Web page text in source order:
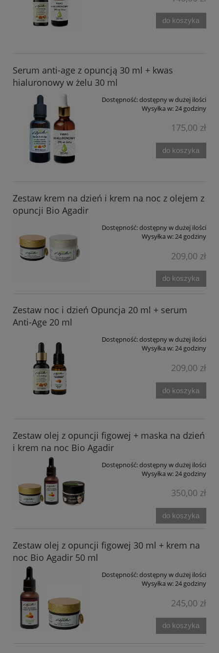
do koszyka
Serum anti-age z opuncją 30 ml + kwas
hialuronowy w żelu 30 ml
Dostępność:dostępny w dużej ilości
Wysyłka w:24 godziny
175,00 zł
do koszyka
Zestaw krem na dzień i krem na noc z olejem z
opuncji Bio Agadir
Dostępność:dostępny w dużej ilości
Wysyłka w:24 godziny
209,00 zł
do koszyka
Zestaw noc i dzień Opuncja 20 ml + serum
Anti-Age 20 ml
Dostępność:dostępny w dużej ilości
Wysyłka w:24 godziny
209,00 zł
do koszyka
Zestaw olej z opuncji figowej + maska na dzień
i krem na noc Bio Agadir
Dostępność:dostępny w dużej ilości
Wysyłka w:24 godziny
350,00 zł
do koszyka
Zestaw olej z opuncji figowej 30 ml + krem na
noc Bio Agadir 50 ml
Dostępność:dostępny w dużej ilości
Wysyłka w:24 godziny
245,00 zł
do koszyka